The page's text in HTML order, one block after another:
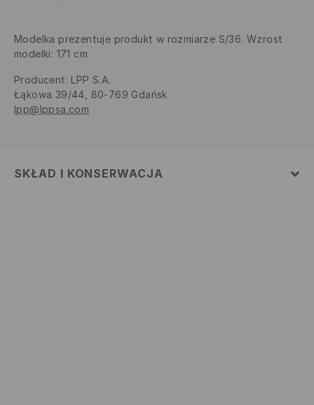
Modelka prezentuje produkt w rozmiarze S/36. Wzrost
modelki: 171 cm
Producent: LPP S.A.
Łąkowa 39/44, 80-769 Gdańsk
lpp@lppsa.com
SKŁAD I KONSERWACJA